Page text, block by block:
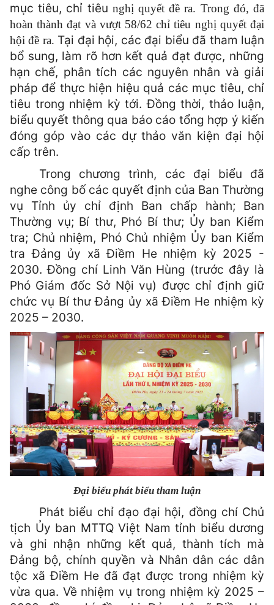
mục tiêu, chỉ tiêu nghị quyết đề ra. Trong đó, đã
hoàn thành đạt và vượt 58/62 chỉ tiêu nghị quyết đại
hội đề ra. Tại đại hội, các đại biểu đã tham luận
bổ sung, làm rõ hơn kết quả đạt được, những
hạn chế, phân tích các nguyên nhân và giải
pháp để thực hiện hiệu quả các mục tiêu, chỉ
tiêu trong nhiệm kỳ tới. Đồng thời, thảo luận,
biểu quyết thông qua báo cáo tổng hợp ý kiến
đóng góp vào các dự thảo văn kiện đại hội
cấp trên.
Trong chương trình, các đại biểu đã
nghe công bố các quyết định của Ban Thường
vụ Tỉnh ủy chỉ định Ban chấp hành; Ban
Thường vụ; Bí thư, Phó Bí thư; Ủy ban Kiểm
tra; Chủ nhiệm, Phó Chủ nhiệm Ủy ban Kiểm
tra Đảng ủy xã Điềm He nhiệm kỳ 2025 -
2030. Đồng chí Linh Văn Hùng (trước đây là
Phó Giám đốc Sở Nội vụ) được chỉ định giữ
chức vụ Bí thư Đảng ủy xã Điềm He nhiệm kỳ
2025 – 2030.
Đại biểu phát biểu tham luận
Phát biểu chỉ đạo đại hội, đồng chí Chủ
tịch Ủy ban MTTQ Việt Nam tỉnh biểu dương
và ghi nhận những kết quả, thành tích mà
Đảng bộ, chính quyền và Nhân dân các dân
tộc xã Điềm He đã đạt được trong nhiệm kỳ
vừa qua. Về nhiệm vụ trong nhiệm kỳ 2025 –